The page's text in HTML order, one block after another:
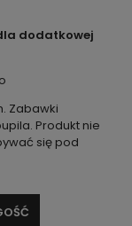
dodatkowej
Zabawki
Produkt nie
się pod